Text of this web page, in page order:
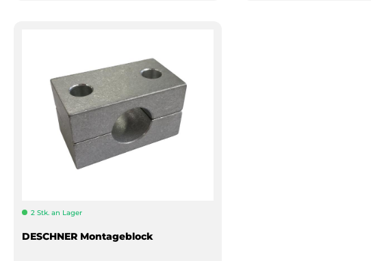
2 Stk. an Lager
DESCHNER Montageblock